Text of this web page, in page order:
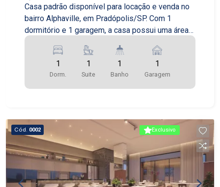
Casa padrão disponível para locação e venda no
bairro Alphaville, em Pradópolis/SP. Com 1
dormitório e 1 garagem, a casa possui uma área
total de 250,00m², sendo 0,00m² de área útil e
0,00m² de área construída. O terreno é amplo e
oferece espaço para lazer e convivência em
família. A casa é ideal para quem busca conforto
e tranquilidade em um dos bairros mais
elegante, com ambientes bem distribuídos e
iluminados. O dormitório é espaçoso e
aconchegante, com espaço para cama, armários e
outros móveis. A cozinha é ampla e funcional,
com armários planejados e espaço para
refeições. A sala de estar é confortável e
1
Dorm.
1
Suite
1
Banho
1
Garagem
Exclusivo
Cód. 0002